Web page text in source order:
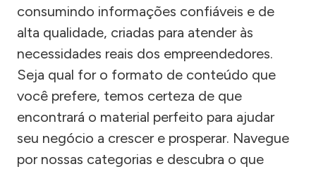
consumindo informações confiáveis e de
alta qualidade, criadas para atender às
necessidades reais dos empreendedores.
Seja qual for o formato de conteúdo que
você prefere, temos certeza de que
encontrará o material perfeito para ajudar
seu negócio a crescer e prosperar. Navegue
por nossas categorias e descubra o que